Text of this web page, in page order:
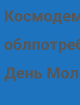
День